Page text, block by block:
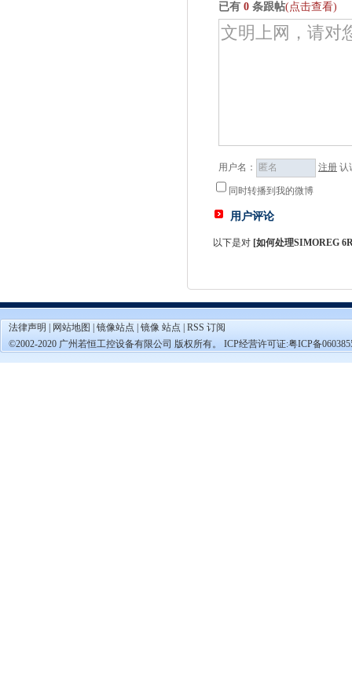
已有 0 条跟帖(点击查看)
用户名： 注册 认
同时转播到我的微博
用户评论
以下是对 [如何处理SIMOREG
法律声明 网站地图 镜像站点 镜像 站点
RSS 订阅
©2002-2020 广州若恒工控设备有限公司 版权所有。 ICP经营许可证:粤ICP备